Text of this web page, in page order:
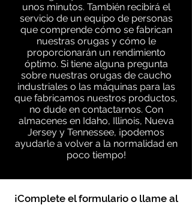
unos minutos. También recibirá el
servicio de un equipo de personas
que comprende cómo se fabrican
nuestras orugas y cómo le
proporcionarán un rendimiento
óptimo. Si tiene alguna pregunta
sobre nuestras orugas de caucho
industriales o las máquinas para las
que fabricamos nuestros productos,
no dude en contactarnos. Con
almacenes en Idaho, Illinois, Nueva
Jersey y Tennessee, ¡podemos
ayudarle a volver a la normalidad en
poco tiempo!
¡Complete el formulario o llame al